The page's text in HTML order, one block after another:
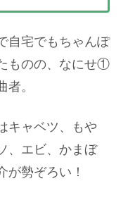
自宅でもちゃんぽ
ものの、なにせ①
。
キャベツ、もや
、エビ、かまぼ
が勢ぞろい！